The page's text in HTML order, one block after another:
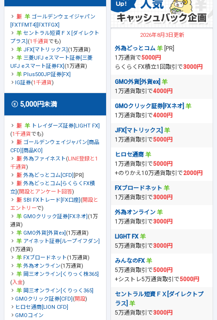
ゴールデンウェイジャパン
[FXTFMT4][FXTFGX]
セントラル短資ＦＸ[ダイレクト
プラス] (1千通貨でも)
JFX[マトリックス] (1万通貨)
三菱UFJ eスマート証券[三菱
UFJ eスマート証券FX] (1万通貨)
Plus500JP証券[FX]
IG証券(1千通貨)
5,000円未満
トレイダーズ証券[LIGHT FX]
(1千通貨でも)
ゴールデンウェイジャパン[商品
CFD][商品KO]
外為ファイネスト(LINE登録と1
千通貨)
外為どっとコム[CFD] [PR]
外為どっとコム[らくらくFX積
立] (開設とアンケート回答)
SBI FXトレード[FX口座] (開設と
エントリーで)
GMOクリック証券[FXネオ] (1万
通貨)
GMO外貨[外貨ex] (1万通貨)
アイネット証券[ループイフダン]
(1万通貨)
FXブロードネット(1万通貨)
外為オンライン(1万通貨)
岡三オンライン[くりっく株365]
(入金)
岡三オンライン[くりっく365]
GMOクリック証券[CFD] (開設)
ヒロセ通商[LION CFD]
GMOコイン
2026年8月3日更新
外為どっとコム
[PR]
1万通貨で5000円
らくらくFX積立1回取引で3000円
GMO外貨[外貨ex]
1万通貨取引で4000円
GMOクリック証券[FXネオ]
1万通貨取引で4000円
JFX[マトリックス]
1万通貨取引で5000円
ヒロセ通商
1万通貨取引で5000円
+のりかえ10万通貨取引で2000円
FXブロードネット
1万通貨取引で3000円
外為オンライン
1万通貨取引で3000円
LIGHT FX
5万通貨取引で3000円
みんなのFX
5万通貨取引で5000円
+シストレ5万通貨取引で5000円
セントラル短資ＦＸ[ダイレクトプ
ラス]
5万通貨取引で3000円